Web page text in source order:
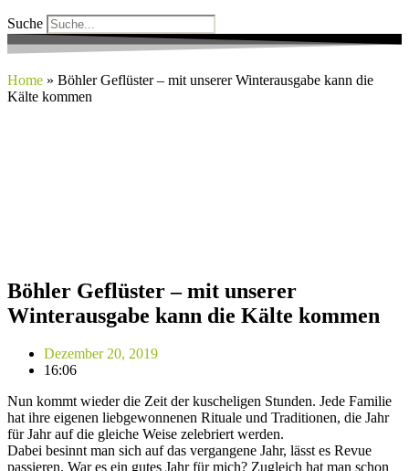
Suche
Home » Böhler Geflüster – mit unserer Winterausgabe kann die
Kälte kommen
Böhler Geflüster – mit unserer
Winterausgabe kann die Kälte kommen
Dezember 20, 2019
16:06
Nun kommt wieder die Zeit der kuscheligen Stunden. Jede Familie
hat ihre eigenen liebgewonnenen Rituale und Traditionen, die Jahr
für Jahr auf die gleiche Weise zelebriert werden.
Dabei besinnt man sich auf das vergangene Jahr, lässt es Revue
passieren. War es ein gutes Jahr für mich? Zugleich hat man schon